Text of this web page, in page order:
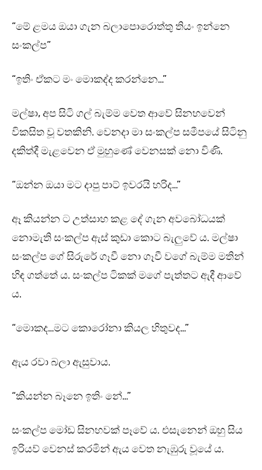
“මේ ළමය ඔයා ගැන බලාපොරොත්තු තියං ඉන්නෙ
සංකල්ප”
“ඉතිං ඒකට මං මොකද්ද කරන්නෙ…”
මල්ෂා, අප සිටි ගල් බැම්ම වෙත ආවේ සිනහවෙන්
විකසිත වූ වතකිනි. වෙනදා මා සංකල්ප සමීපයේ සිටිනු
දකිත්දී මැළවෙන ඒ මුහුණේ වෙනසක් නො විණි.
“ඔන්න ඔයා මට දාපු පාට් ඉවරයි හරිද…”
ඈ කියන්න ට උත්සාහ කළ දේ ගැන අවබෝධයක්
නොමැති සංකල්ප ඇස් කුඩා කොට බැලුවේ ය. මල්ෂා
සංකල්ප ගේ සිරුරේ ගෑවී නො ගෑවී වගේ බැම්ම මතින්
හිඳ ගත්තේ ය. සංකල්ප ටිකක් මගේ පැත්තට ඇදී ආවේ
ය.
“මොකද…මට කොරෝනා කියල හිතුවද…”
ඇය රවා බලා ඇසුවාය.
“කියන්න බෑනෙ ඉතිං නේ…”
සංකල්ප මෝඩ සිනහවක් පෑවේ ය. එසැනෙන් ඔහු සිය
ඉරියව් වෙනස් කරමින් ඇය වෙත නැඹුරු වූයේ ය.